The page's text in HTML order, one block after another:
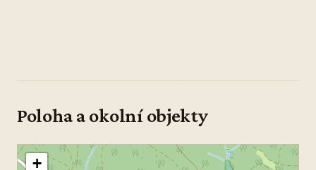
Poloha a okolní objekty
+